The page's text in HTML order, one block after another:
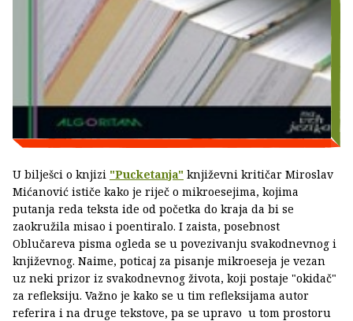
U bilješci o knjizi "Pucketanja" književni kritičar Miroslav
Mićanović ističe kako je riječ o mikroesejima, kojima
putanja reda teksta ide od početka do kraja da bi se
zaokružila misao i poentiralo. I zaista, posebnost
Oblučareva pisma ogleda se u povezivanju svakodnevnog i
književnog. Naime, poticaj za pisanje mikroeseja je vezan
uz neki prizor iz svakodnevnog života, koji postaje "okidač"
za refleksiju. Važno je kako se u tim refleksijama autor
referira i na druge tekstove, pa se upravo u tom prostoru